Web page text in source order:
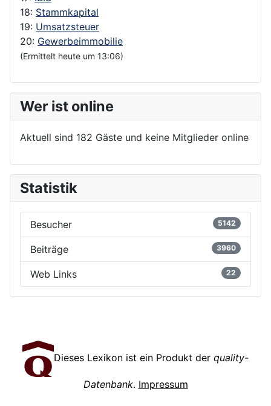
18: Stammkapital
19: Umsatzsteuer
20: Gewerbeimmobilie
(Ermittelt heute um 13:06)
Wer ist online
Aktuell sind 182 Gäste und keine Mitglieder online
Statistik
Besucher 5142
Beiträge 3960
Web Links 22
Dieses Lexikon ist ein Produkt der quality-
Datenbank. Impressum